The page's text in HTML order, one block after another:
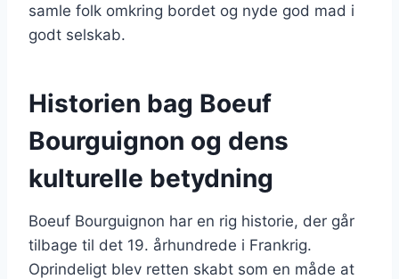
samle folk omkring bordet og nyde god mad i
godt selskab.
Historien bag Boeuf
Bourguignon og dens
kulturelle betydning
Boeuf Bourguignon har en rig historie, der går
tilbage til det 19. århundrede i Frankrig.
Oprindeligt blev retten skabt som en måde at